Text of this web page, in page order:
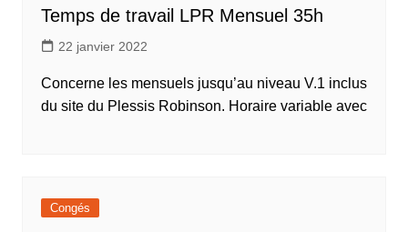
Temps de travail LPR Mensuel 35h
22 janvier 2022
Concerne les mensuels jusqu’au niveau V.1 inclus
du site du Plessis Robinson. Horaire variable avec
Congés